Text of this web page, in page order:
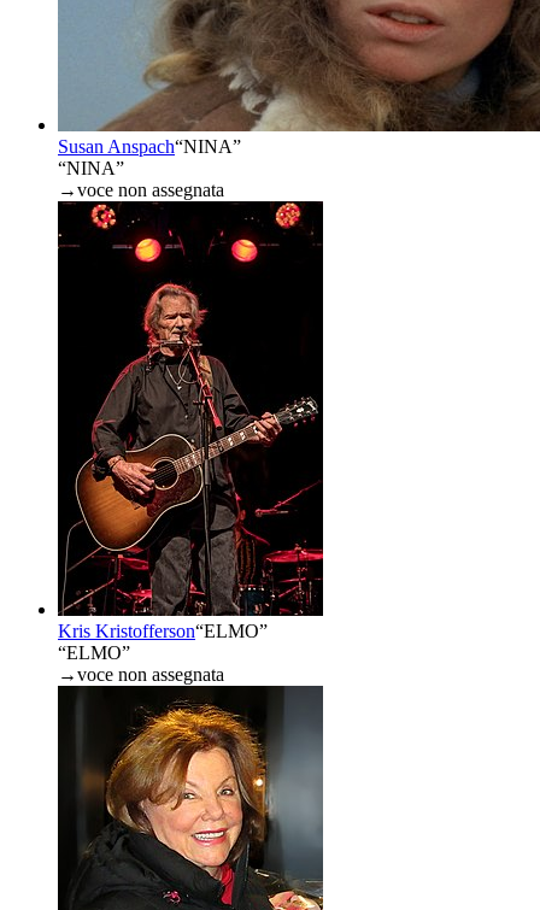
Susan Anspach“NINA”
“NINA”
→voce non assegnata
Kris Kristofferson“ELMO”
“ELMO”
→voce non assegnata